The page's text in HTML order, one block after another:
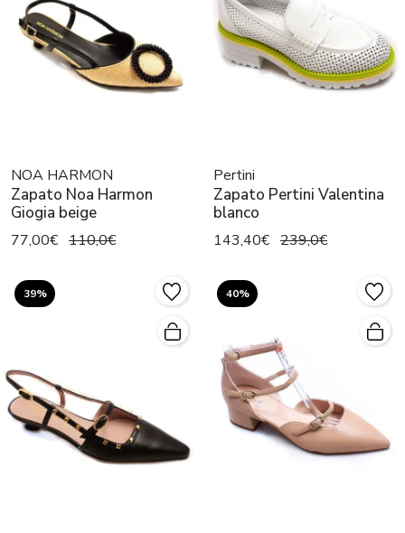
NOA HARMON
Zapato Noa Harmon
Giogia beige
77,00€ 110,0€
Pertini
Zapato Pertini Valentina
blanco
143,40€ 239,0€
39% 40%